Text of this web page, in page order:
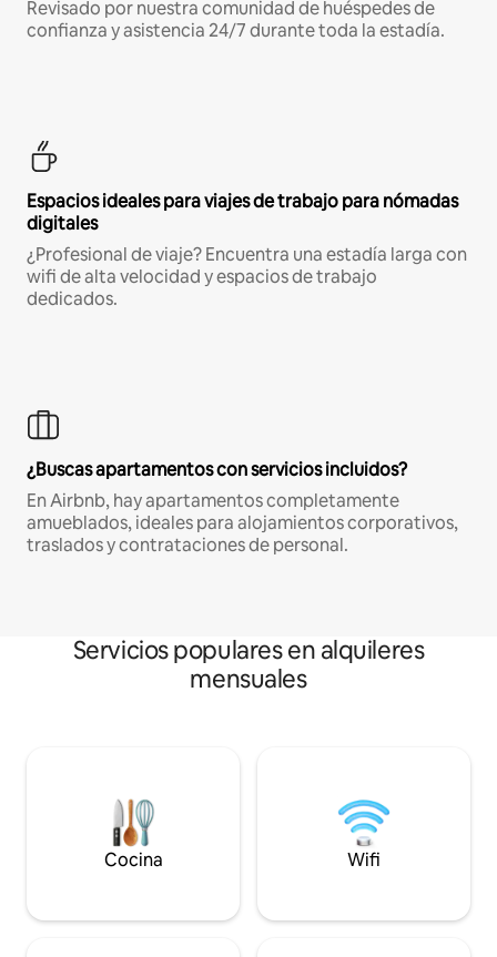
Revisado por nuestra comunidad de huéspedes de
confianza y asistencia 24/7 durante toda la estadía.
Espacios ideales para viajes de trabajo para nómadas
digitales
¿Profesional de viaje? Encuentra una estadía larga con
wifi de alta velocidad y espacios de trabajo
dedicados.
¿Buscas apartamentos con servicios incluidos?
En Airbnb, hay apartamentos completamente
amueblados, ideales para alojamientos corporativos,
traslados y contrataciones de personal.
Servicios populares en alquileres
mensuales
Cocina Wifi